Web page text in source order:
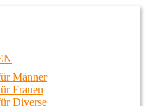
Berlin
Männer
Frauen
Diverse